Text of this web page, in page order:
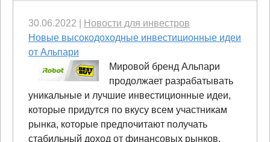
30.06.2022
Новости для инвестров
Новые высокодоходные инвестиционные идеи
от Альпари
Мировой бренд Альпари
продолжает разрабатывать
уникальные и лучшие инвестиционные идеи,
которые придутся по вкусу всем участникам
рынка, которые предпочитают получать
стабильный доход от финансовых рынков.